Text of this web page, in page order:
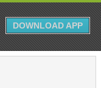
DOWNLOAD APP